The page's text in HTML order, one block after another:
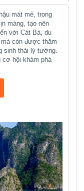
mát mẻ, trong
màng, tạo nên
với Cát Bà, du
mà còn được thăm
sinh thái lý tưởng.
cơ hội khám phá